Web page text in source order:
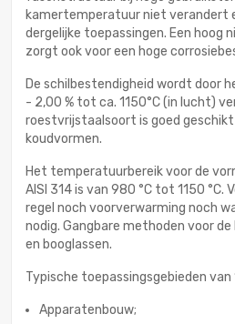
kamertemperatuur niet verandert
dergelijke toepassingen. Een hoog
zorgt ook voor een hoge
De schilbestendigheid wordt door
- 2,00 % tot ca. 1150°C (in lucht)
roestvrijstaalsoort is goed geschikt
koudvormen.
Het temperatuurbereik voor de
AISI 314 is van 980 °C tot 1150 °C.
regel noch voorverwarming noch
nodig. Gangbare methoden voor
en booglassen.
Typische toepassingsgebieden
Apparatenbouw;